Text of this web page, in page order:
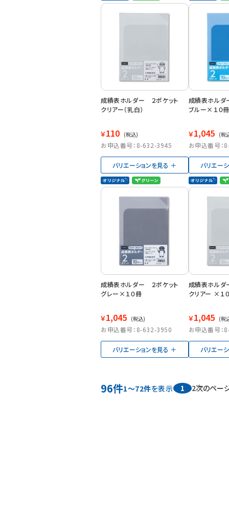
成績表ホルダー ２ポケット
クリアー（乳白）
￥110 (税込)
お申込番号：8-632-3945
バリエーションを見る
成績表ホル
ブルー×１０冊
￥1,045 (税
お申込番号
バリエー
成績表ホルダー ２ポケット
グレー×１０冊
￥1,045 (税込)
お申込番号：8-632-3950
バリエーションを見る
成績表ホル
クリアー ×１
￥1,045 (税
お申込番号
バリエー
96件1～72件を表示 1 2次のペー